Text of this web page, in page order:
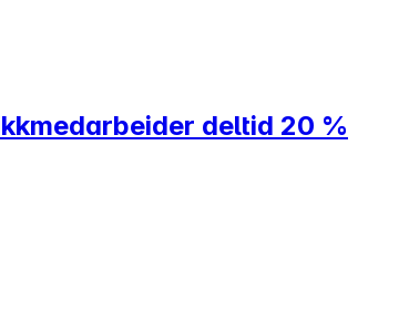
deltid 20 %